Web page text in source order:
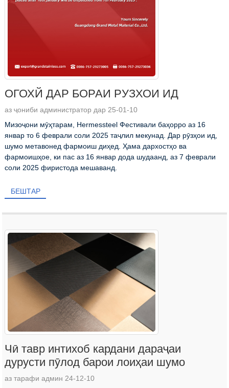
ОГОХЙ ДАР БОРАИ РУЗХОИ ИД
аз ҷониби администратор дар 25-01-10
Мизоҷони мӯҳтарам, Hermessteel Фестивали баҳорро аз 16
январ то 6 феврали соли 2025 таҷлил мекунад. Дар рӯзҳои ид,
шумо метавонед фармоиш диҳед. Ҳама дархостҳо ва
фармоишҳое, ки пас аз 16 январ дода шудаанд, аз 7 феврали
соли 2025 фиристода мешаванд.
БЕШТАР
Чӣ тавр интихоб кардани дараҷаи
дурусти пӯлод барои лоиҳаи шумо
аз тарафи админ 24-12-10